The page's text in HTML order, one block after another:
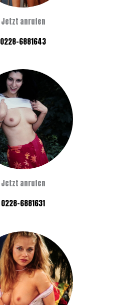
Jetzt anrufen
0228-6881643
Jetzt anrufen
0228-6881631